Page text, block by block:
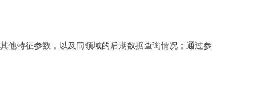
他特征参数，以及同领域的后期数据查询情况；通过参